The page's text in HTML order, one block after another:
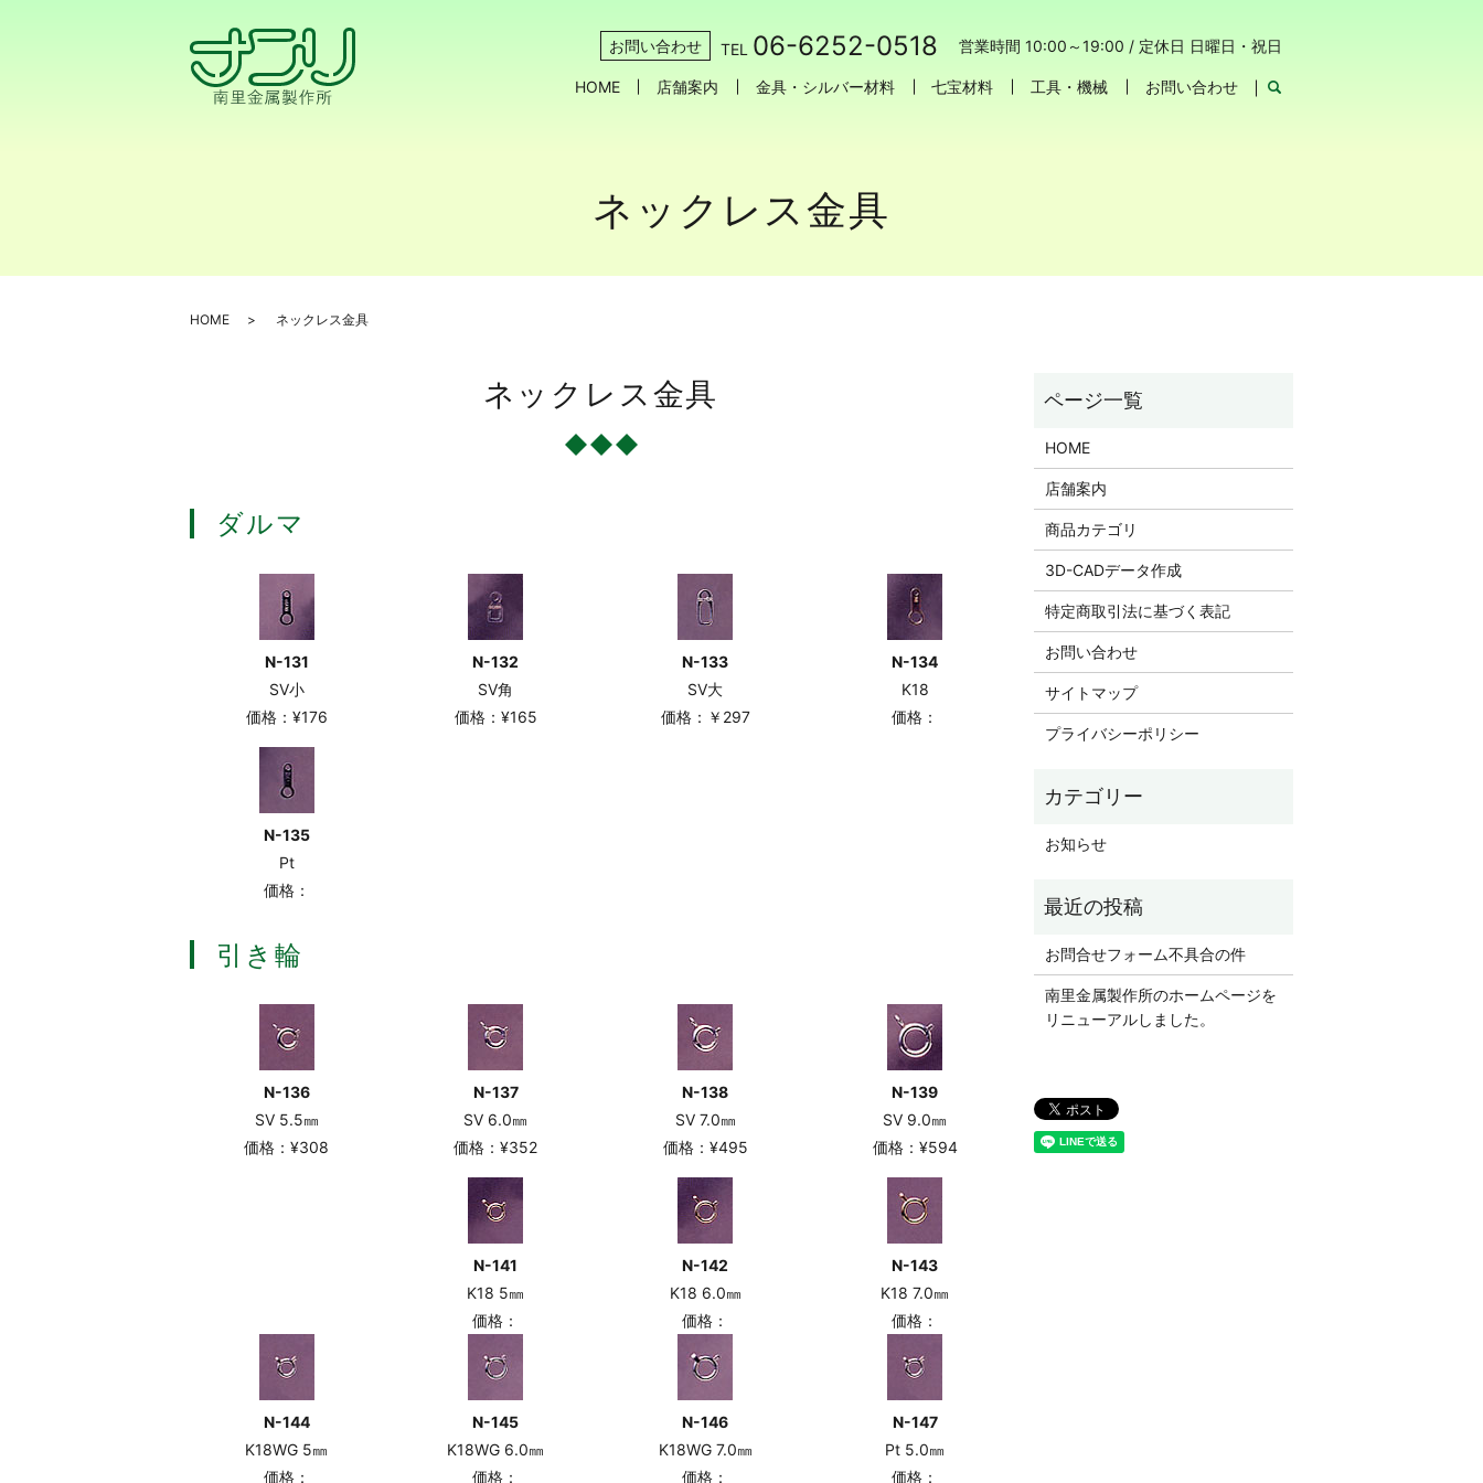
お問い合わせ TEL 06-6252-0518 営業時間 10:00～19:00 / 定休日 日曜日・祝日
HOME 店舗案内 金具・シルバー材料 七宝材料 工具・機械 お問い合わせ
ネックレス金具
HOME ネックレス金具
ネックレス金具
ダルマ
N-131
SV小
価格：¥176
N-132
SV角
価格：¥165
N-133
SV大
価格：￥297
N-134
K18
価格：
N-135
Pt
価格：
引き輪
N-136
SV 5.5㎜
価格：¥308
N-137
SV 6.0㎜
価格：¥352
N-138
SV 7.0㎜
価格：¥495
N-139
SV 9.0㎜
価格：¥594
N-141
K18 5㎜
価格：
N-142
K18 6.0㎜
価格：
N-143
K18 7.0㎜
価格：
N-144
K18WG 5㎜
価格：
N-145
K18WG 6.0㎜
価格：
N-146
K18WG 7.0㎜
価格：
N-147
Pt 5.0㎜
価格：
HOME
店舗案内
商品カテゴリ
3D-CADデータ作成
特定商取引法に基づく表記
お問い合わせ
サイトマップ
プライバシーポリシー
お知らせ
お問合せフォーム不具合の件
南里金属製作所のホームページを
リニューアルしました。